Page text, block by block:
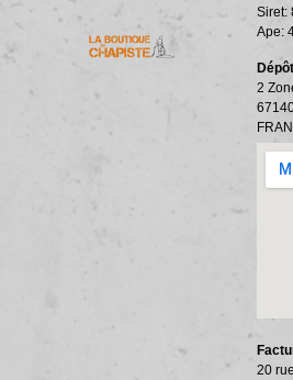
Siret:
Ape:
2
20